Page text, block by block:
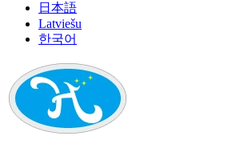
日本語
Latviešu
한국어